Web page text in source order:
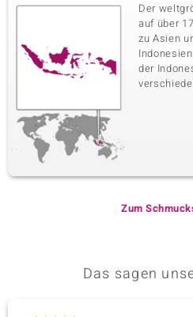
Der
auf über
zu Asien
der
Zum
Das sagen